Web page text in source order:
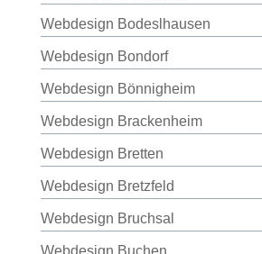
Webdesign Bodeslhausen
Webdesign Bondorf
Webdesign Bönnigheim
Webdesign Brackenheim
Webdesign Bretten
Webdesign Bretzfeld
Webdesign Bruchsal
Webdesign Buchen